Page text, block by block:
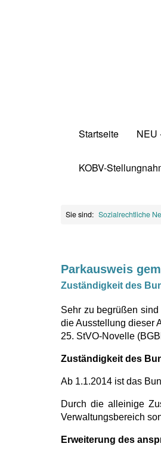
Startseite NEU
KOBV-
Sie sind: Sozialrechtliche
Parkausweis
Zuständigkeit des
Sehr zu begrüßen
die Ausstellung dieser
25. StVO-Novelle
Zuständigkeit des
Ab 1.1.2014 ist das
Durch die alleinige
Verwaltungsbereich
Erweiterung des